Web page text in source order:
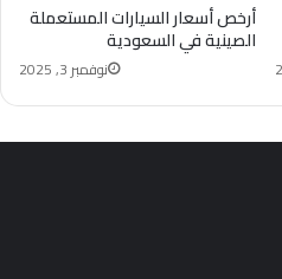
أرخص أسعار السيارات المستعملة
الصينية في السعودية
نوفمبر 3, 2025